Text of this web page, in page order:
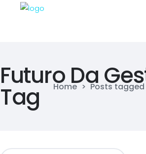
Futuro Da
Tag Home > Posts